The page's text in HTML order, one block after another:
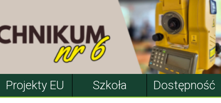
Projekty EU Szkoła Dostępność